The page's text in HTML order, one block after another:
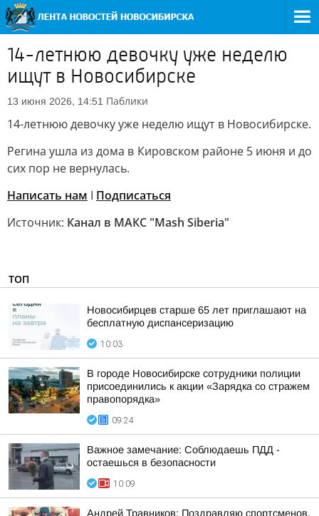
14-летнюю девочку уже неделю
ищут в Новосибирске
13 июня 2026, 14:51 Паблики
14-летнюю девочку уже неделю ищут в Новосибирске.
Регина ушла из дома в Кировском районе 5 июня и до
сих пор не вернулась.
Написать нам I Подписаться
Источник: Канал в МАКС "Mash Siberia"
ТОП
Новосибирцев старше 65 лет приглашают на
бесплатную диспансеризацию
10:03
В городе Новосибирске сотрудники полиции
присоединились к акции «Зарядка со стражем
правопорядка»
09:24
Важное замечание: Соблюдаешь ПДД -
остаешься в безопасности
10:09
Андрей Травников: Поздравляю спортсменов,